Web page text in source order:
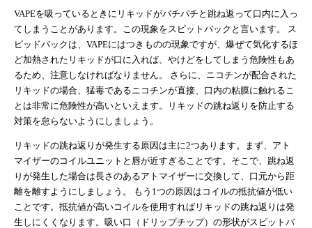
VAPEを吸っているときにリキッドがパチパチと跳ね返って口内に入っ
てしまうことがあります。この現象をスピットバックと言います。 ス
ピッドバックは、VAPEにはつきものの現象ですが、爆ぜて気化するほ
ど加熱されたリキッドが口に入れば、やけどをしてしまう危険性もあ
るため、注意しなければなりません。 さらに、ニコチンが配合された
リキッドの場合、猛毒であるニコチンが直接、口内の粘膜に触れるこ
とは非常に危険性が高いといえます。リキッドの跳ね返りを防止する
対策を怠らないようにしましょう。
リキッドの跳ね返りが発生する原因は主に2つあります。まず、アト
マイザーのコイルユニットと唇が近すぎることです。そこで、跳ね返
りが発生した場合は長さのあるアトマイザーに交換して、口元から距
離を離すようにしましょう。 もう1つの原因はコイルの抵抗値が低い
ことです。抵抗値が高いコイルを使用すればリキッドの跳ね返りは発
生しにくくなります。吸い口（ドリップチップ）の形状がスピットバ